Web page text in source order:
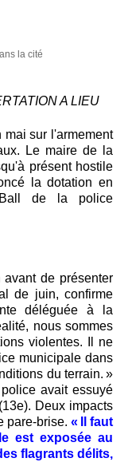
la cité
A LIEU
mai sur l'armement
Le maire de la
présent hostile
la dotation en
Ball de la police
avant de présenter
de juin, confirme
déléguée à la
nous sommes
violentes. Il ne
municipale dans
du terrain. »
avait essuyé
Deux impacts
pare-brise. « Il faut
est exposée au
flagrants délits,